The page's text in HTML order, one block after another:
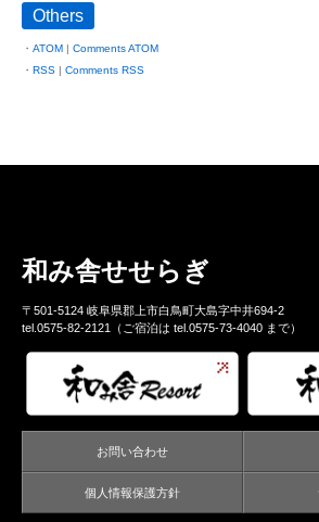
Others
ATOM | Comments ATOM
RSS | Comments RSS
和み舎せせらぎ
〒501-5124 岐阜県郡上市白鳥町大島字中井694-2
tel.0575-82-2121（ご宿泊は tel.0575-73-4040 まで）
お問い合わせ
個人情報保護方針